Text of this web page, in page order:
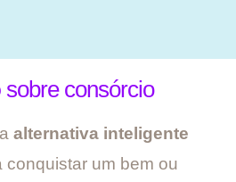
sobre consórcio
alternativa inteligente
conquistar um bem ou